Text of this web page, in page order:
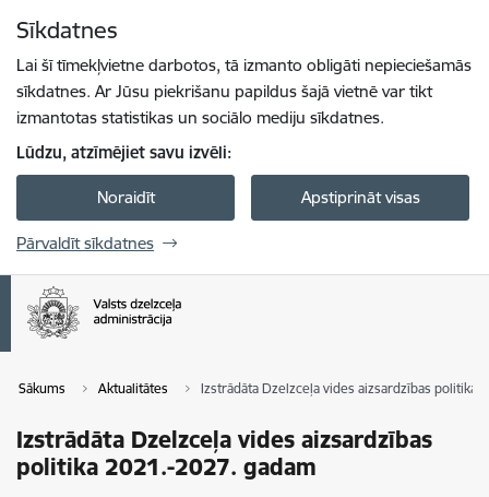
Sīkdatnes
Lai šī tīmekļvietne darbotos, tā izmanto obligāti nepieciešamās
sīkdatnes. Ar Jūsu piekrišanu papildus šajā vietnē var tikt
izmantotas statistikas un sociālo mediju sīkdatnes.
Lūdzu, atzīmējiet savu izvēli:
Noraidīt Apstiprināt visas
Pārvaldīt sīkdatnes
Sākums Aktualitātes Izstrādāta Dzelzceļa vides aizsardzības politika
Izstrādāta Dzelzceļa vides aizsardzības
politika 2021.-2027. gadam